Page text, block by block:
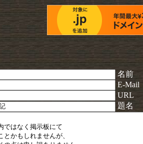
名前
E-Mail
URL
題名